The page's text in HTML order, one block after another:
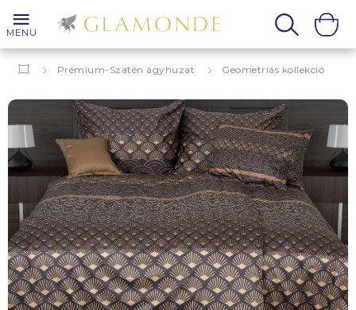
MENU
Prémium-Szatén ágyhuzat Geometriás kollekció
Grafika Biagio